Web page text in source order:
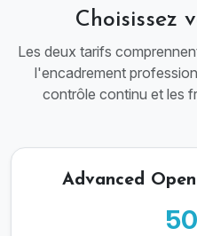
Choisissez
Les deux tarifs
l'encadrement
contrôle continu et les
Advanced